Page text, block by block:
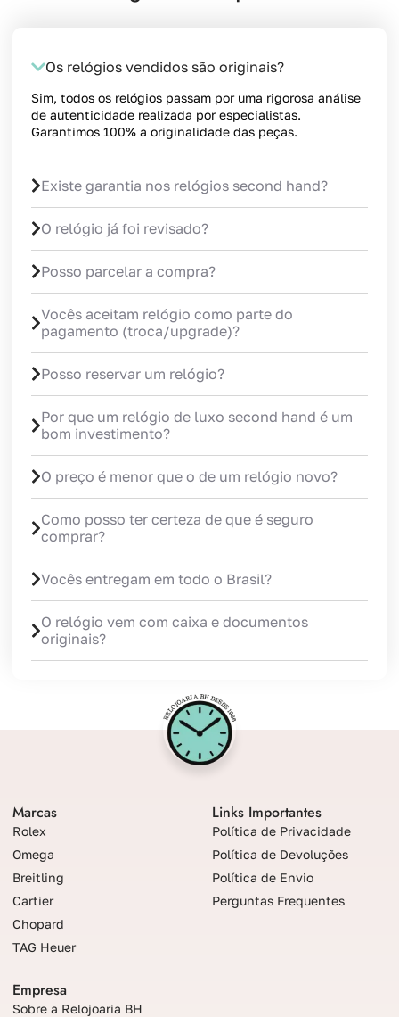
Os relógios vendidos são originais?
Sim, todos os relógios passam por uma rigorosa análise
de autenticidade realizada por especialistas.
Garantimos 100% a originalidade das peças.
Existe garantia nos relógios second hand?
O relógio já foi revisado?
Posso parcelar a compra?
Vocês aceitam relógio como parte do
pagamento (troca/upgrade)?
Posso reservar um relógio?
Por que um relógio de luxo second hand é um
bom investimento?
O preço é menor que o de um relógio novo?
Como posso ter certeza de que é seguro
comprar?
Vocês entregam em todo o Brasil?
O relógio vem com caixa e documentos
originais?
Marcas
Rolex
Omega
Breitling
Cartier
Chopard
TAG Heuer
Links Importantes
Política de Privacidade
Política de Devoluções
Política de Envio
Perguntas Frequentes
Empresa
Sobre a Relojoaria BH